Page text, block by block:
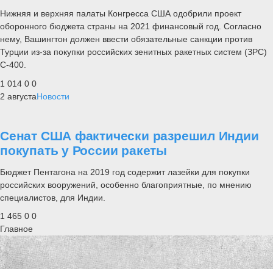
Нижняя и верхняя палаты Конгресса США одобрили проект
оборонного бюджета страны на 2021 финансовый год. Согласно
нему, Вашингтон должен ввести обязательные санкции против
Турции из-за покупки российских зенитных ракетных систем (ЗРС)
С-400.
1 014 0 0
2 августаНовости
Сенат США фактически разрешил Индии
покупать у России ракеты
Бюджет Пентагона на 2019 год содержит лазейки для покупки
российских вооружений, особенно благоприятные, по мнению
специалистов, для Индии.
1 465 0 0
Главное